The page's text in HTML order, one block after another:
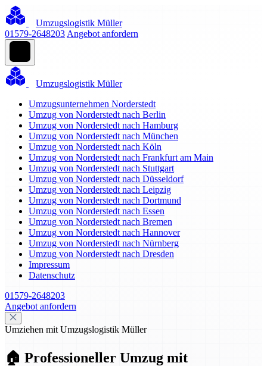
Umzugslogistik Müller
01579-2648203 Angebot anfordern
Umzugslogistik Müller
Umzugsunternehmen Norderstedt
Umzug von Norderstedt nach Berlin
Umzug von Norderstedt nach Hamburg
Umzug von Norderstedt nach München
Umzug von Norderstedt nach Köln
Umzug von Norderstedt nach Frankfurt am Main
Umzug von Norderstedt nach Stuttgart
Umzug von Norderstedt nach Düsseldorf
Umzug von Norderstedt nach Leipzig
Umzug von Norderstedt nach Dortmund
Umzug von Norderstedt nach Essen
Umzug von Norderstedt nach Bremen
Umzug von Norderstedt nach Hannover
Umzug von Norderstedt nach Nürnberg
Umzug von Norderstedt nach Dresden
Impressum
Datenschutz
01579-2648203
Angebot anfordern
Umziehen mit Umzugslogistik Müller
🏠 Professioneller Umzug mit